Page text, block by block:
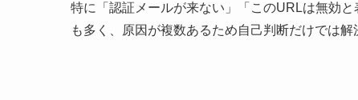
特に「認証メールが来ない」「このURLは無効
も多く、原因が複数あるため自己判断だけでは解